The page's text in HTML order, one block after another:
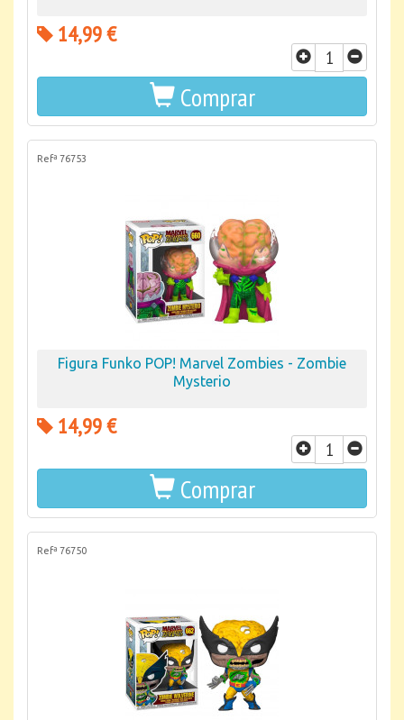
14,99 €
Comprar
Refª 76753
Figura Funko POP! Marvel Zombies - Zombie
Mysterio
14,99 €
Comprar
Refª 76750